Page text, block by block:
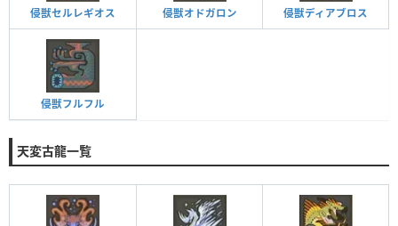
侵獣セルレギオス 侵獣オドガロン 侵獣ディアブロス
侵獣フルフル
天変古龍一覧